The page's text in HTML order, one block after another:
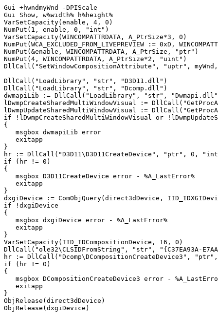
Gui +hwndmyWnd -DPIScale
Gui Show, w%width% h%height%
VarSetCapacity(enable, 4, 0)
NumPut(1, enable, 0, "int")
VarSetCapacity(WINCOMPATTRDATA, A_PtrSize*3, 0)
NumPut(WCA_EXCLUDED_FROM_LIVEPREVIEW := 0xD,
NumPut(&enable, WINCOMPATTRDATA, A_PtrSize, "ptr")
NumPut(4, WINCOMPATTRDATA, A_PtrSize*2, "uint")
DllCall("SetWindowCompositionAttribute", "uptr", myWnd,
DllCall("LoadLibrary", "str", "D3D11.dll")
DllCall("LoadLibrary", "str", "Dcomp.dll")
dwmapiLib := DllCall("LoadLibrary", "str",
lDwmpCreateSharedMultiWindowVisual :=
lDwmpUpdateSharedMultiWindowVisual :=
if !lDwmpCreateSharedMultiWindowVisual or
{
   msgbox dwmapiLib error
   exitapp
}
hr := DllCall("D3D11\D3D11CreateDevice", "ptr", 0, "int",
if (hr != 0)
{
   msgbox D3D11CreateDevice error - %A_LastError%
   exitapp
}
dxgiDevice := ComObjQuery(direct3dDevice,
if !dxgiDevice
{
   msgbox dxgiDevice error - %A_LastError%
   exitapp
}
VarSetCapacity(IID_IDCompositionDevice, 16, 0)
DllCall("ole32\CLSIDFromString", "str", "{C37EA93A-
hr := DllCall("Dcomp\DCompositionCreateDevice3",
if (hr != 0)
{
msgbox DCompositionCreateDevice3 error -
   exitapp
}
ObjRelease(direct3dDevice)
ObjRelease(dxgiDevice)